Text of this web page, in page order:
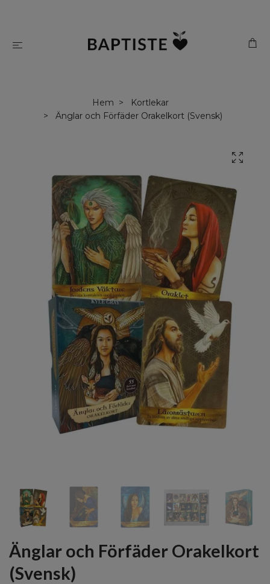
Hem
Kortlekar
Änglar och Förfäder Orakelkort (Svensk)
Änglar och Förfäder Orakelkort
(Svensk)